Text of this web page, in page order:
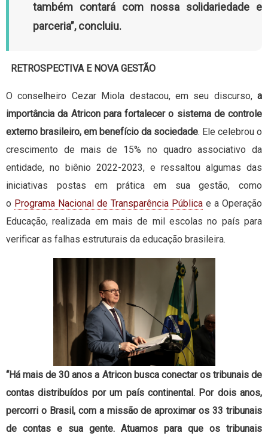
também contará com nossa solidariedade e
parceria”, concluiu.
RETROSPECTIVA E NOVA GESTÃO
O conselheiro Cezar Miola destacou, em seu discurso, a
importância da Atricon para fortalecer o sistema de controle
externo brasileiro, em benefício da sociedade. Ele celebrou o
crescimento de mais de 15% no quadro associativo da
entidade, no biênio 2022-2023, e ressaltou algumas das
iniciativas postas em prática em sua gestão, como
o Programa Nacional de Transparência Pública e a Operação
Educação, realizada em mais de mil escolas no país para
verificar as falhas estruturais da educação brasileira.
“Há mais de 30 anos a Atricon busca conectar os tribunais de
contas distribuídos por um país continental. Por dois anos,
percorri o Brasil, com a missão de aproximar os 33 tribunais
de contas e sua gente. Atuamos para que os tribunais